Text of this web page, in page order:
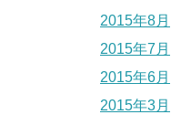
2015年8月
2015年7月
2015年6月
2015年3月